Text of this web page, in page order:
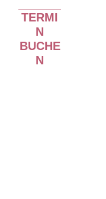
TERMI
N
BUCHE
N